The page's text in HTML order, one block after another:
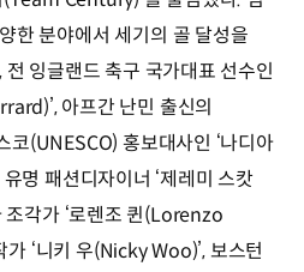
한 분야에서 세기의 골 달성을
잉글랜드 축구 국가대표 선수인
아프간 난민 출신의
코(UNESCO) 홍보대사인 ‘나디아
명 패션디자이너 ‘제레미 스캇
각가 ‘로렌조 퀸(Lorenzo
‘니키 우(Nicky Woo)’, 보스턴